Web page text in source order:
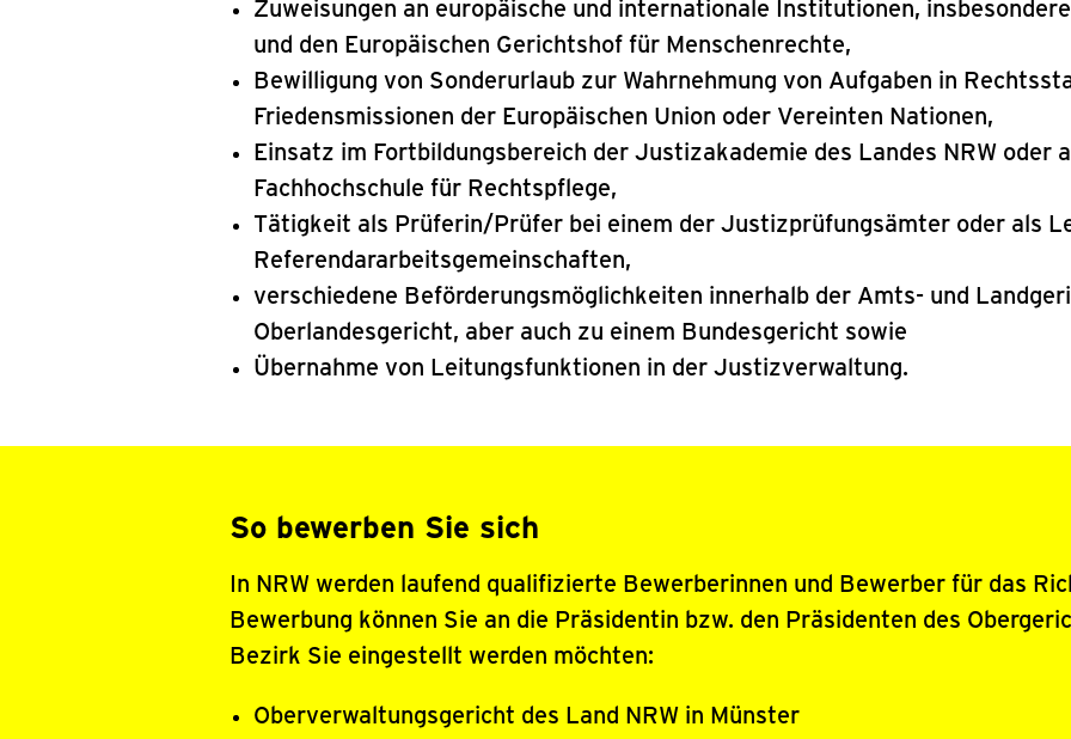
Zuweisungen an europäische und internationale Institutionen,
und den Europäischen Gerichtshof für Menschenrechte,
Bewilligung von Sonderurlaub zur Wahrnehmung von Aufgaben in
Friedensmissionen der Europäischen Union oder Vereinten Nationen,
Einsatz im Fortbildungsbereich der Justizakademie des Landes NRW oder
Fachhochschule für Rechtspflege,
Tätigkeit als Prüferin/Prüfer bei einem der Justizprüfungsämter oder als
Referendararbeitsgemeinschaften,
verschiedene Beförderungsmöglichkeiten innerhalb der Amts- und
Oberlandesgericht, aber auch zu einem Bundesgericht sowie
Übernahme von Leitungsfunktionen in der Justizverwaltung.
So bewerben Sie sich
In NRW werden laufend qualifizierte Bewerberinnen und Bewerber für das
Bewerbung können Sie an die Präsidentin bzw. den Präsidenten des
Bezirk Sie eingestellt werden möchten:
Oberverwaltungsgericht des Land NRW in Münster